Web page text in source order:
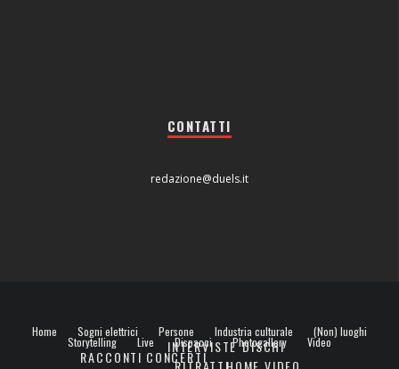
CONTATTI
redazione@duels.it
Home Sogni elettrici Persone
INTERVISTE
Industria culturale
DISCHI
(Non) luoghi
Storytelling
RACCONTI
Live
CONCERTI
Dispacci Photogallery Video